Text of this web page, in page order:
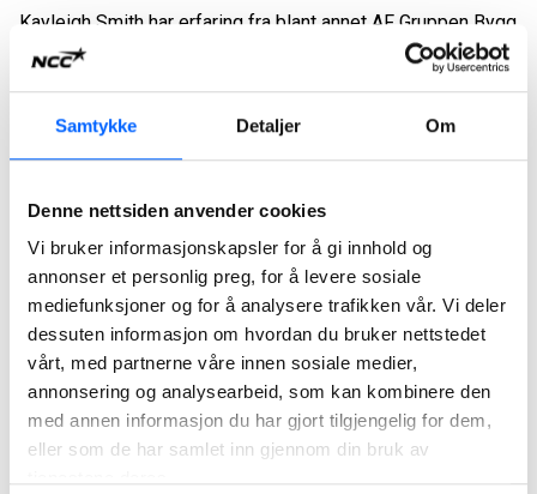
Samtykke Detaljer Om
Denne nettsiden anvender cookies
Vi bruker informasjonskapsler for å gi innhold og
annonser et personlig preg, for å levere sosiale
mediefunksjoner og for å analysere trafikken vår. Vi deler
dessuten informasjon om hvordan du bruker nettstedet
vårt, med partnerne våre innen sosiale medier,
annonsering og analysearbeid, som kan kombinere den
med annen informasjon du har gjort tilgjengelig for dem,
eller som de har samlet inn gjennom din bruk av
Kayleigh Smith har erfaring fra blant annet AF Gruppen Bygg
Oslo, og har de siste ti årene jobbet som miljørådgiver hos
Sweco og Multiconsult, samtidig som hun ledet grupper av
hun for å få mål og handlingsplaner på plass slik at
Hun har også jobbet med bærekraftig utvikling og
prosessledelse i byggeprosjekter gjennom blant annet
sertifiseringssystemet BREEAM, og har gode erfaringer
med tverrfaglig arbeid.
­­– Det er viktig å få med alle prosjektdeltakere fra
tidligfase. For alle må bidra, og det krever at alle ser sine
bidrag som en del av noe større, understreker hun.